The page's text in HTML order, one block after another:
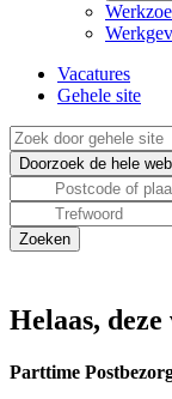
Vacatures
Gehele site
Helaas,
Parttime